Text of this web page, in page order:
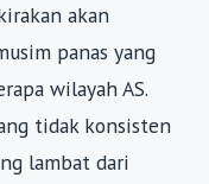
akan
panas yang
wilayah AS.
tidak konsisten
lambat dari